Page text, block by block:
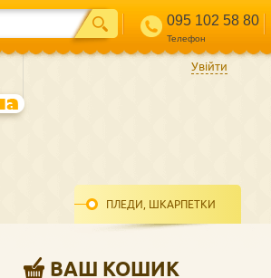
095 102 58 80
Телефон
ПЛЕДИ, ШКАРПЕТКИ
Увійти
ВАШ КОШИК